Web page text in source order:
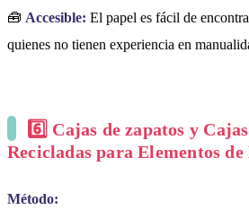
🧰 Accesible: El papel es fácil de
quienes no tienen experiencia en
6️⃣ Cajas de zapatos y
Recicladas para Elementos
Método: